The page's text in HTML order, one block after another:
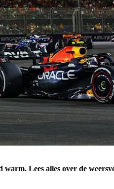
Lees alles over de